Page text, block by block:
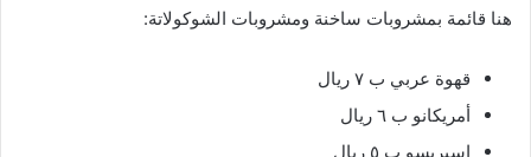
هنا قائمة بمشروبات ساخنة ومشروبات الشوكولاتة:
قهوة عربي ب ٧ ريال
أمريكانو ب ٦ ريال
اسبريسو ب ٥ ريال